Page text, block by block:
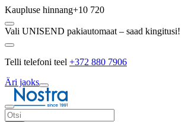
Kaupluse hinnang+10 720
Vali UNISEND pakiautomaat – saad kingitusi!
Telli telefoni teel +372 880 7906
Äri jaoks